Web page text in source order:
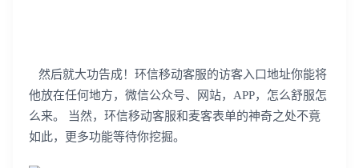
然后就大功告成！环信移动客服的访客入口地址你能将
他放在任何地方，微信公众号、网站， APP，怎么舒服怎
么来。
当然，环信移动客服和麦客表单的神奇之处不竟
如此，更多功能等待你挖掘。